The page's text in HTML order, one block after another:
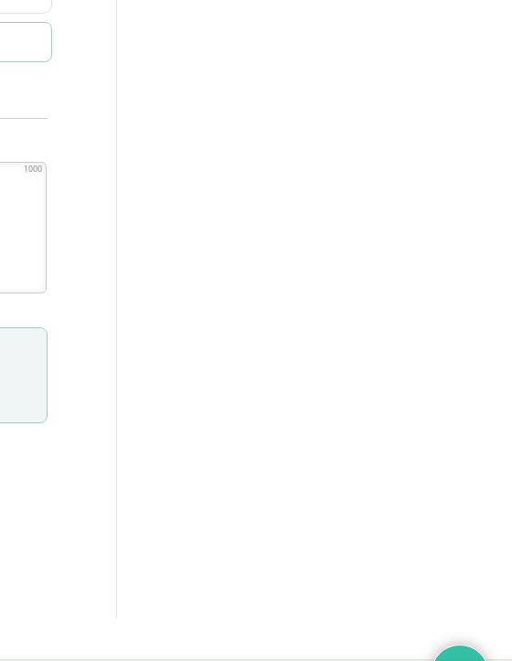
1000